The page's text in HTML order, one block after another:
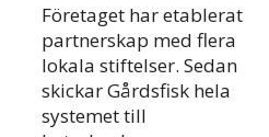
Företaget har etablerat
partnerskap med flera
lokala stiftelser. Sedan
skickar Gårdsfisk hela
systemet till